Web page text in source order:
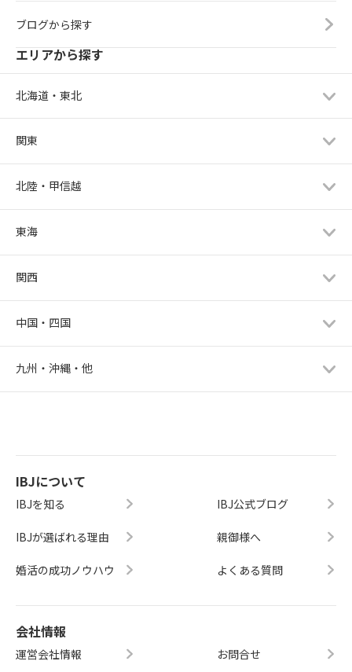
ブログから探す
エリアから探す
北海道・東北
関東
北陸・甲信越
東海
関西
中国・四国
九州・沖縄・他
IBJについて
IBJを知る
IBJが選ばれる理由
婚活の成功ノウハウ
IBJ公式ブログ
親御様へ
よくある質問
会社情報
運営会社情報 お問合せ